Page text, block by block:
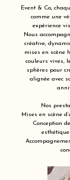
Event & Co,
comme une
expérience
Nous
créative,
mises en scène
couleurs vives,
sphères pour
alignée avec
Nos
Mises en scène
Conception